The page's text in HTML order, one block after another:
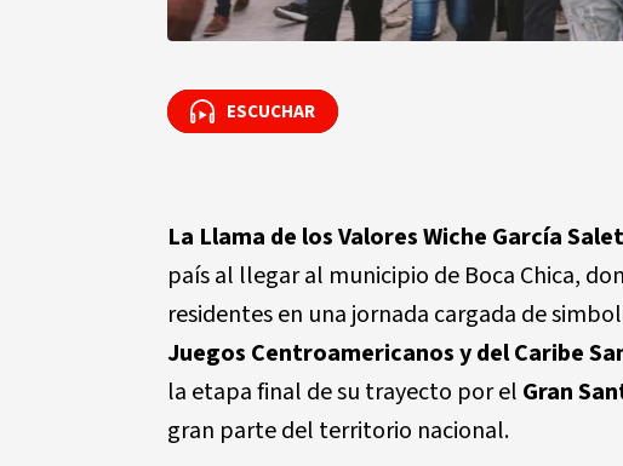
ESCUCHAR
ESCUCHAR
La Llama de los Valores Wiche García
país al llegar al municipio de Boca Chica,
residentes en una jornada cargada de
Juegos Centroamericanos y del Caribe
la etapa final de su trayecto por el Gran
gran parte del territorio nacional.